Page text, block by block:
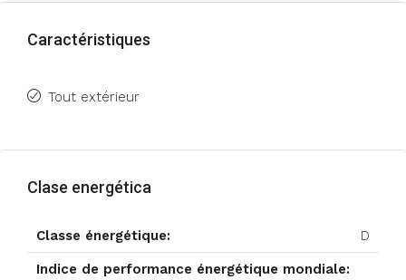
Caractéristiques
Tout extérieur
Clase energética
Classe énergétique: D
Indice de performance énergétique mondiale: